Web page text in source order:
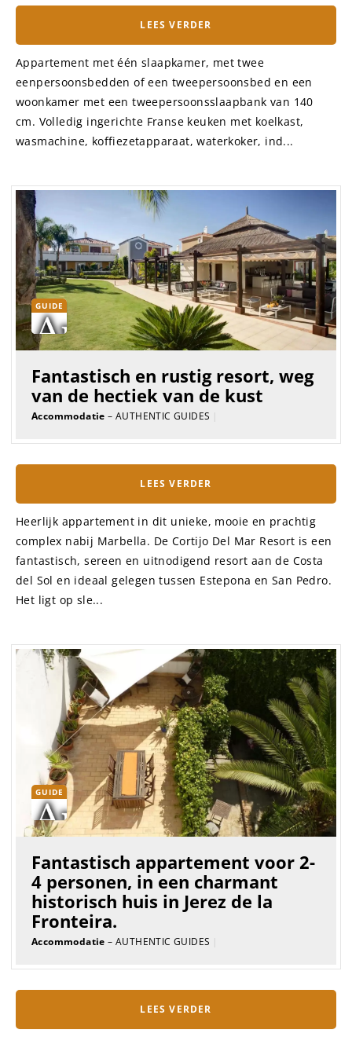
LEES VERDER
Appartement met één slaapkamer, met twee
eenpersoonsbedden of een tweepersoonsbed en een
woonkamer met een tweepersoonsslaapbank van 140
cm. Volledig ingerichte Franse keuken met koelkast,
wasmachine, koffiezetapparaat, waterkoker, ind...
GUIDE
Fantastisch en rustig resort, weg
van de hectiek van de kust
Accommodatie – AUTHENTIC GUIDES |
LEES VERDER
Heerlijk appartement in dit unieke, mooie en prachtig
complex nabij Marbella. De Cortijo Del Mar Resort is een
fantastisch, sereen en uitnodigend resort aan de Costa
del Sol en ideaal gelegen tussen Estepona en San Pedro.
Het ligt op sle...
GUIDE
Fantastisch appartement voor 2-
4 personen, in een charmant
historisch huis in Jerez de la
Fronteira.
Accommodatie – AUTHENTIC GUIDES |
LEES VERDER